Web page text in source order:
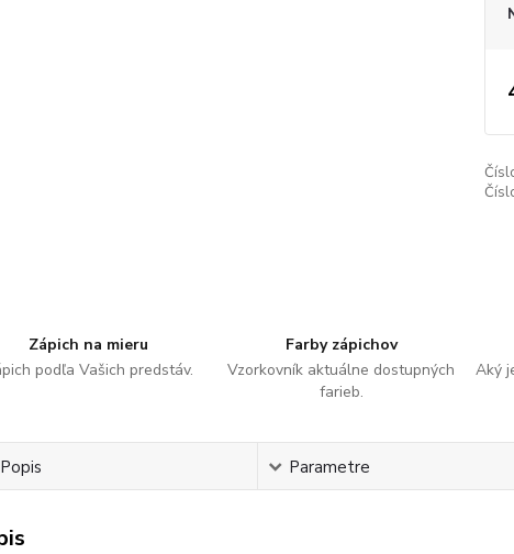
Zápich na mieru
podľa Vašich predstáv.
Farby zápichov
Vzorkovník aktuálne dostupných
farieb.
Aký
Popis Parametre